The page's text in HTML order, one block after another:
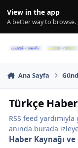
View in the app
A better way to browse.
Ana Sayfa
Türkçe
RSS feed
anında burada
Haber Kaynağı